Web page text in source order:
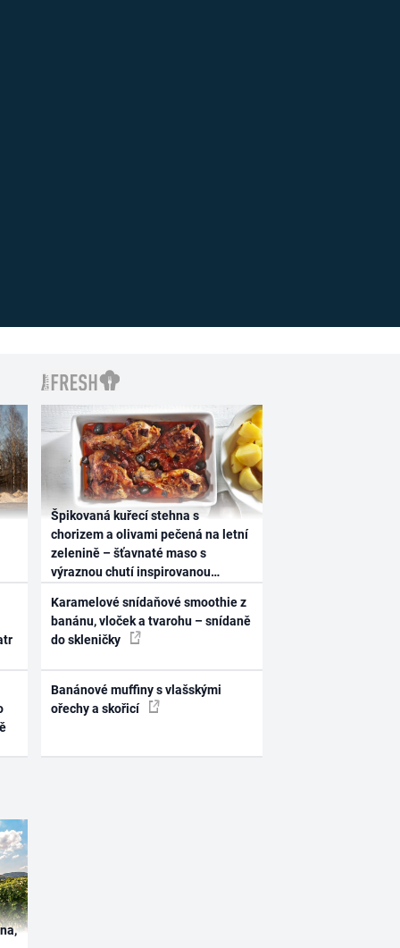
Špikovaná kuřecí stehna s
chorizem a olivami pečená na letní
zelenině – šťavnaté maso s
výraznou chutí inspirovanou
Karamelové snídaňové smoothie z
banánu, vloček a tvarohu – snídaně
do skleničky
Banánové muffiny s vlašskými
ořechy a skořicí